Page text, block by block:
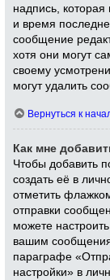
надпись, которая
и время
сообщение
хотя они могут
своему
могут удалить
Вернуться к
Как мне
Чтобы добавить
создать её в
отметить
отправки
можете
вашим
параграфе
настройки» в